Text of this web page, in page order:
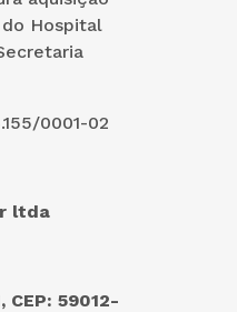
Hospital
0001-02
ltda
59012-